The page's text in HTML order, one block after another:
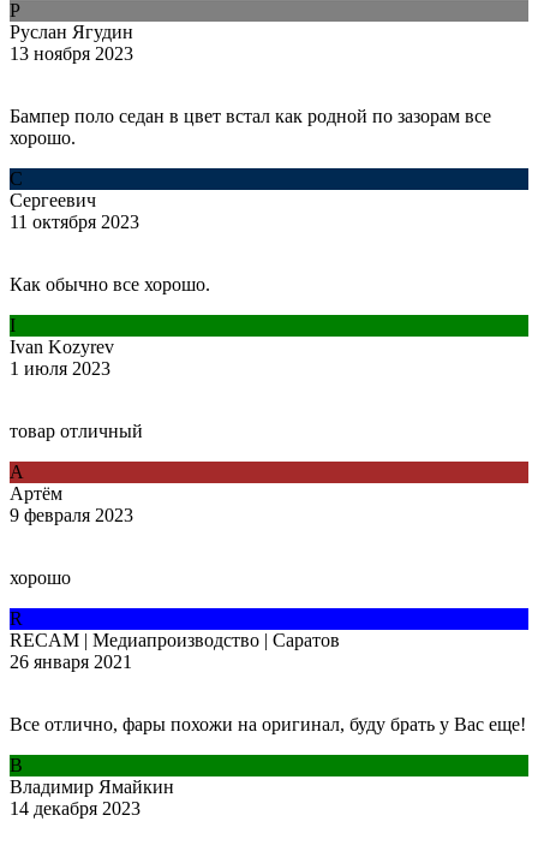
Р
Руслан Ягудин
13 ноября 2023
Бампер поло седан в цвет встал как родной по зазорам все
хорошо.
С
Сергеевич
11 октября 2023
Как обычно все хорошо.
I
Ivan Kozyrev
1 июля 2023
товар отличный
А
Артём
9 февраля 2023
хорошо
R
RECAM | Медиапроизводство | Саратов
26 января 2021
Все отлично, фары похожи на оригинал, буду брать у Вас еще!
В
Владимир Ямайкин
14 декабря 2023